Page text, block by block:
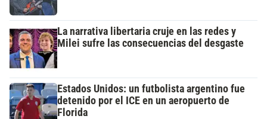
La narrativa libertaria cruje en las redes y
Milei sufre las consecuencias del desgaste
Estados Unidos: un futbolista argentino fue
detenido por el ICE en un aeropuerto de
Florida